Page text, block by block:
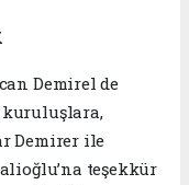
Demirel de
kuruluşlara,
Demirer ile
teşekkür